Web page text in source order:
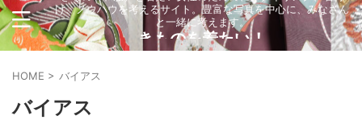
け、ノウハウを考えるサイト。豊富な写真を中心に、みなさん
と一緒に考えます。
きものを着たい！
HOME > バイアス
バイアス